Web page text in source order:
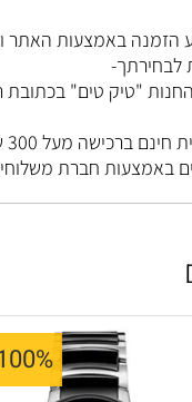
הזמנה באמצעות האתר
לבחירתך-
באמצעות חברת
100%